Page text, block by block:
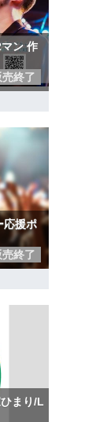
ン 作
売終了
応援ポ
売終了
まり/L